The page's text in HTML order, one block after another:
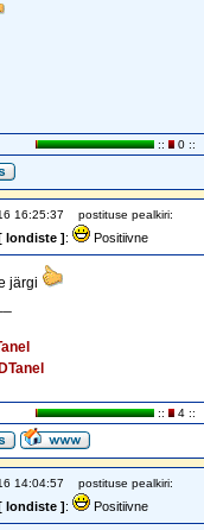
:: 0 ::
16:25:37 postituse pealkiri:
londiste ]: Positiivne
järgi
:: 4 ::
14:04:57 postituse pealkiri:
londiste ]: Positiivne